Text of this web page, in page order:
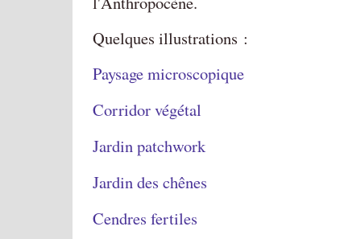
Quelques illustrations :
Paysage microscopique
Corridor végétal
Jardin patchwork
Jardin des chênes
Cendres fertiles